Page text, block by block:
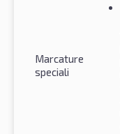
Marcature
speciali